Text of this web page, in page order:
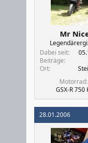
Mr
Dabei seit
Beiträge
Ort
Motorrad
GSX-R 750
28.01.2006